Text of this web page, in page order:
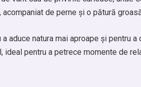
de perne și o pătură
aduce natura mai aproape și pentru
pentru a petrece momente de